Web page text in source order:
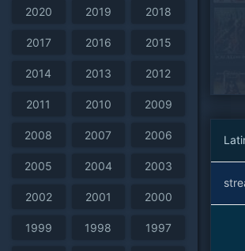
2020 2019 2018
2017 2016 2015
2014 2013 2012
2011 2010 2009
2008 2007 2006
2005 2004 2003
2002 2001 2000
1999 1998 1997